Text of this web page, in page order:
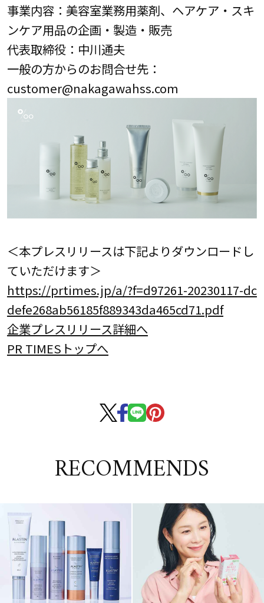
事業内容：美容室業務用薬剤、ヘアケア・スキ
ンケア用品の企画・製造・販売
代表取締役：中川通夫
一般の方からのお問合せ先：
customer@nakagawahss.com
＜本プレスリリースは下記よりダウンロードし
ていただけます＞
https://prtimes.jp/a/?f=d97261-20230117-dc
defe268ab56185f889343da465cd71.pdf
企業プレスリリース詳細へ
PR TIMESトップへ
RECOMMENDS